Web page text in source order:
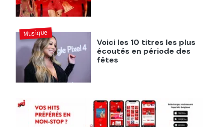
Voici les 10 titres les plus
écoutés en période des
fêtes
Musique